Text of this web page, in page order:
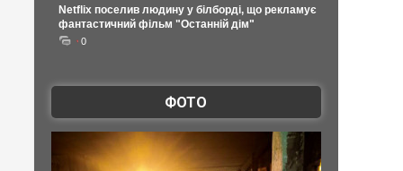
Netflix поселив людину у білборді, що рекламує
фантастичний фільм "Останній дім"
0
ФОТО